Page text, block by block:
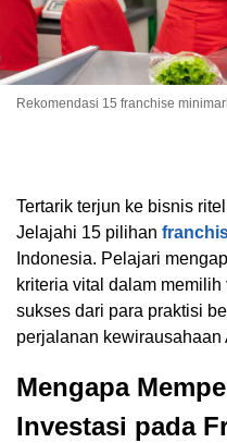
Rekomendasi 15 franchise
Tertarik terjun ke bisnis
Jelajahi 15 pilihan
Indonesia. Pelajari
kriteria vital dalam memilih
sukses dari para praktisi
perjalanan kewirausahaan
Mengapa
Investasi pada